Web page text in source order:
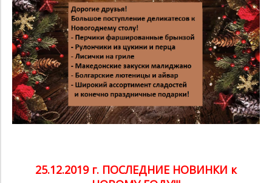
25.12.2019 г. ПОСЛЕДНИЕ НОВИНКИ к